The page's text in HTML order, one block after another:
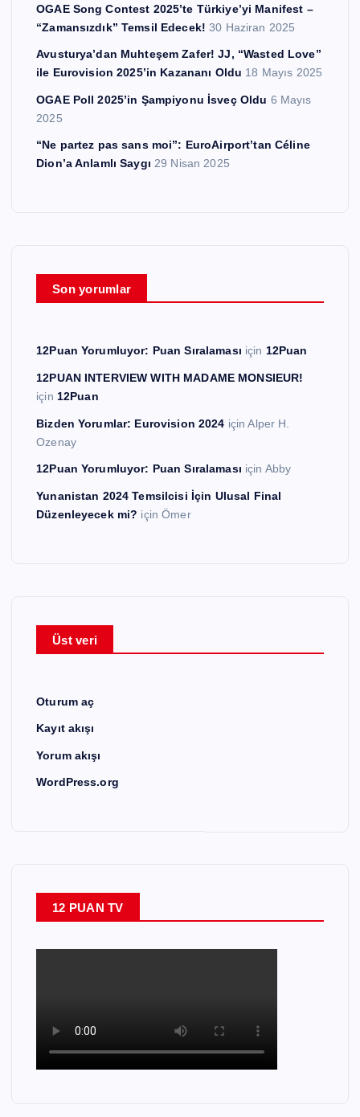
OGAE Song Contest 2025’te Türkiye’yi Manifest –
“Zamansızdık” Temsil Edecek! 30 Haziran 2025
Avusturya’dan Muhteşem Zafer! JJ, “Wasted Love”
ile Eurovision 2025’in Kazananı Oldu 18 Mayıs 2025
OGAE Poll 2025’in Şampiyonu İsveç Oldu 6 Mayıs
2025
“Ne partez pas sans moi”: EuroAirport’tan Céline
Dion’a Anlamlı Saygı 29 Nisan 2025
Son yorumlar
12Puan Yorumluyor: Puan Sıralaması için 12Puan
12PUAN INTERVIEW WITH MADAME MONSIEUR!
için 12Puan
Bizden Yorumlar: Eurovision 2024 içinAlper H.
Ozenay
12Puan Yorumluyor: Puan Sıralaması için Abby
Yunanistan 2024 Temsilcisi İçin Ulusal Final
Düzenleyecek mi? içinÖmer
Üst veri
Oturum aç
Kayıt akışı
Yorum akışı
WordPress.org
12 PUAN TV